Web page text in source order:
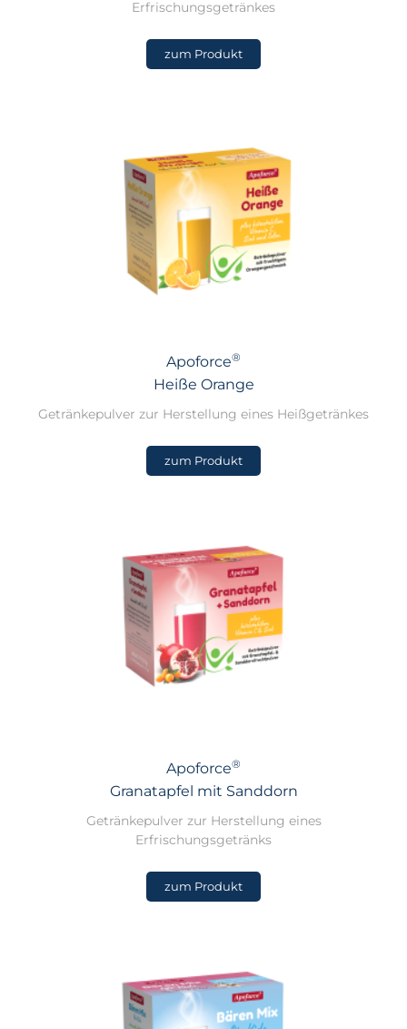
Erfrischungsgetränkes
zum Produkt
Apoforce®
Heiße Orange
Getränkepulver zur Herstellung eines Heißgetränkes
zum Produkt
Apoforce®
Granatapfel mit Sanddorn
Getränkepulver zur Herstellung eines
Erfrischungsgetränks
zum Produkt